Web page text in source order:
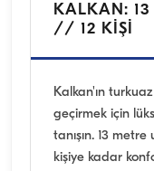
KALKAN: 13
// 12 KIŞI
Kalkan'ın
geçirmek için
tanışın. 13
kişiye kadar